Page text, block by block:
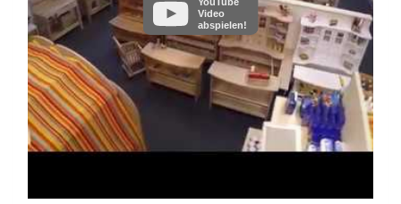
Video
abspielen!